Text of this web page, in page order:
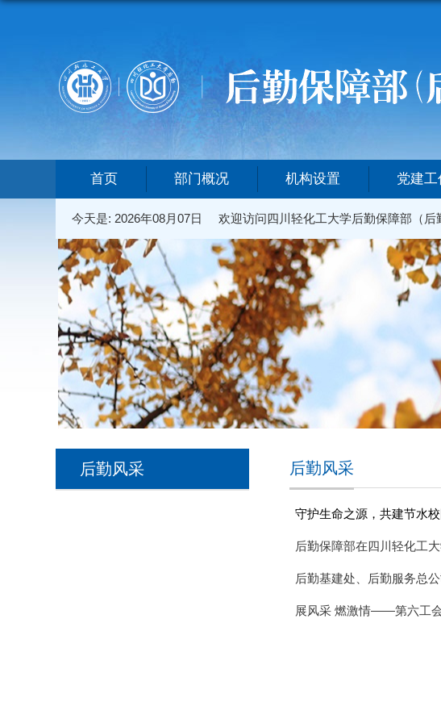
首页 部门概况 机构设置 党建工
今天是: 2026年08月07日 欢迎访问四川轻化工大学后勤保障部（后
后勤风采 后勤风采
守护生命之源，共建节水
后勤保障部在四川轻化工
后勤基建处、后勤服务总
展风采 燃激情——第六工